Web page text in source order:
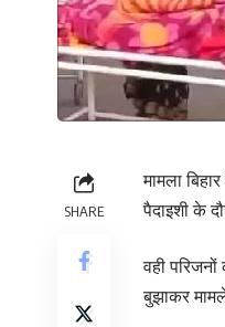
SHARE
मामला
पैदाइशी के
वही
बुझाकर